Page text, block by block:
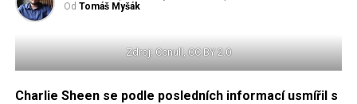
Od Tomáš Myšák
Zdroj: Ccnull, CC BY 2.0
Charlie Sheen se podle posledních informací usmířil s